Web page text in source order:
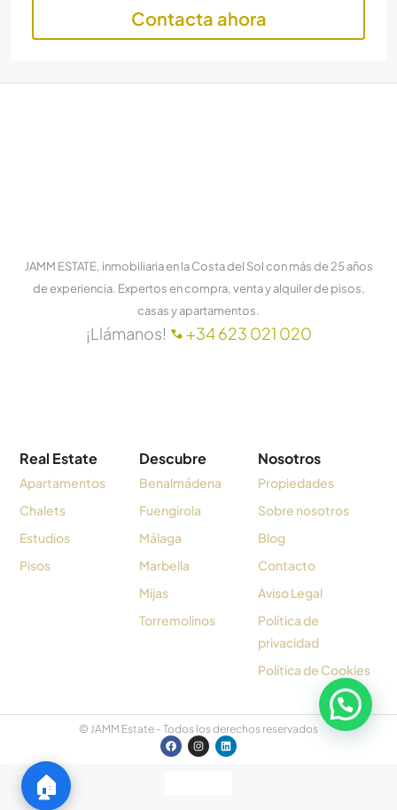
Contacta ahora
JAMM ESTATE, inmobiliaria en la Costa del Sol con más de 25 años
de experiencia. Expertos en compra, venta y alquiler de pisos,
casas y apartamentos.
¡Llámanos! +34 623 021 020
Real Estate
Apartamentos
Chalets
Estudios
Pisos
Descubre
Benalmádena
Fuengirola
Málaga
Marbella
Mijas
Torremolinos
Nosotros
Propiedades
Sobre nosotros
Blog
Contacto
Aviso Legal
Política de
privacidad
Política de Cookies
© JAMM Estate - Todos los derechos reservados
🏠